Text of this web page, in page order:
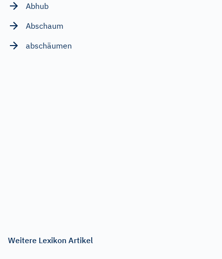
Abhub
Abschaum
abschäumen
Weitere Lexikon Artikel